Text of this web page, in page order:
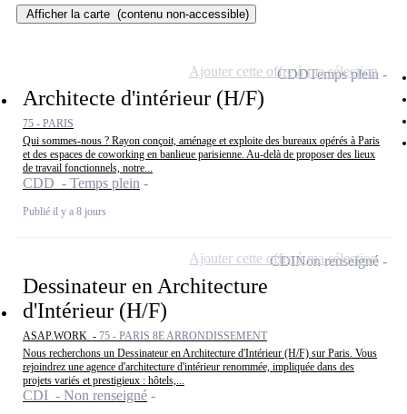
Afficher la carte (contenu non-accessible)
Architecte d'intérieur (H/F)
75 - PARIS
Qui sommes-nous ? Rayon conçoit, aménage et exploite des bureaux opérés à Paris
et des espaces de coworking en banlieue parisienne. Au-delà de proposer des lieux
de travail fonctionnels, notre...
CDD - Temps plein
Publié il y a 8 jours
CDDTemps plein
Ajouter cette offre à ma sélection
Dessinateur en Architecture
d'Intérieur (H/F)
ASAP.WORK - 75 - PARIS 8E ARRONDISSEMENT
Nous recherchons un Dessinateur en Architecture d'Intérieur (H/F) sur Paris. Vous
rejoindrez une agence d'architecture d'intérieur renommée, impliquée dans des
projets variés et prestigieux : hôtels,...
CDI - Non renseigné
CDINon renseigné
Ajouter cette offre à ma sélection